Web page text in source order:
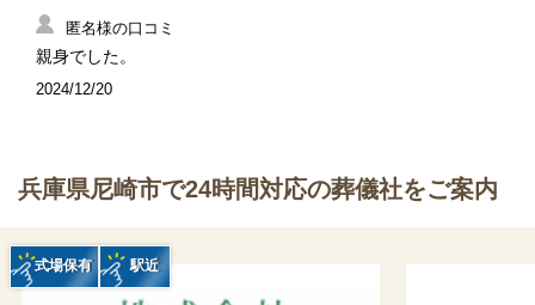
匿名様の口コミ
親身でした。
2024/12/20
兵庫県尼崎市で24時間対応の葬儀社をご案内
式場保有 駅近